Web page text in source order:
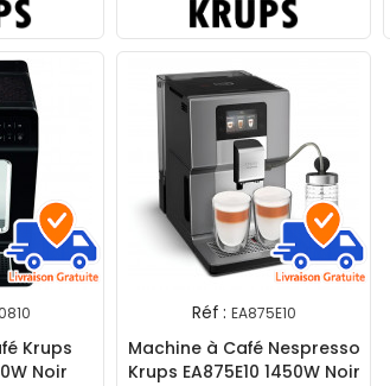
Krups
Noir
Réf : EA875E10
Machine à Café Nespresso
Krups EA875E10 1450W Noir